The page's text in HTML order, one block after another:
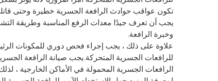
تكون عواقب حوادث الرافعة الجسرية خطيرة وحتى
يجب أن تعرف جيدًا معدات الرفع المناسبة وطريقة
وخبرة الرافعة.
علاوة على ذلك ، يجب إجراء فحص دوري للمكونات
للرافعات الجسرية المتحركة.يجب صيانة الرافعة
الرافعات الجسرية المحمولة في الأماكن الخارجية ،